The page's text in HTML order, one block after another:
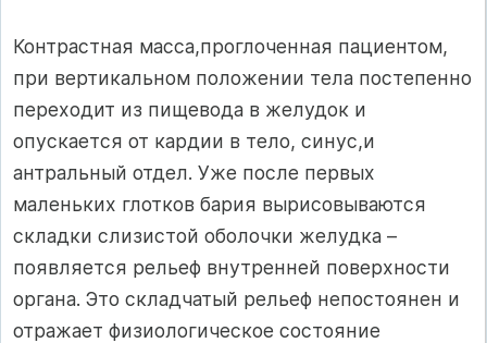
Контрастная масса,проглоченная пациентом,
при вертикальном положении тела постепенно
переходит из пищевода в желудок и
опускается от кардии в тело, синус,и
антральный отдел. Уже после первых
маленьких глотков бария вырисовываются
складки слизистой оболочки желудка –
появляется рельеф внутренней поверхности
органа. Это складчатый рельеф непостоянен и
отражает физиологическое состояние